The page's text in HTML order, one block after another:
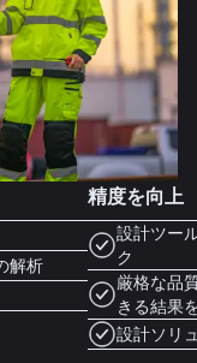
解析
精度を向上
設計ツー
ク
厳格な品
きる結果
設計ソリ